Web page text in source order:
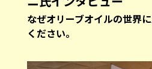
―――なぜオリーブオイルの世
ください。